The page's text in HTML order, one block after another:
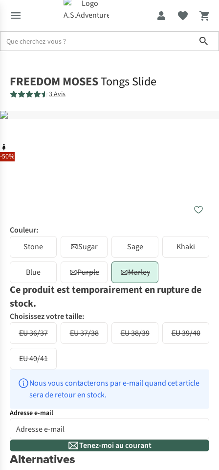
-50%
FREEDOM MOSESTongs Slide
3 Avis
Couleur:
Stone
Sugar Sage Khaki
Blue Purple Marley
Ce produit est temporairement en rupture de
stock.
Choisissez votre taille:
EU 36/37
EU 37/38 EU 38/39 EU 39/40
EU 40/41
Nous vous contacterons par e-mail quand cet article
sera de retour en stock.
Adresse e-mail
Tenez-moi au courant
Alternatives